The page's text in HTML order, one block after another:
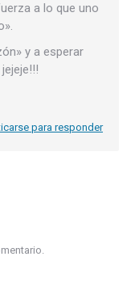
a lo que uno
y a esperar
para responder